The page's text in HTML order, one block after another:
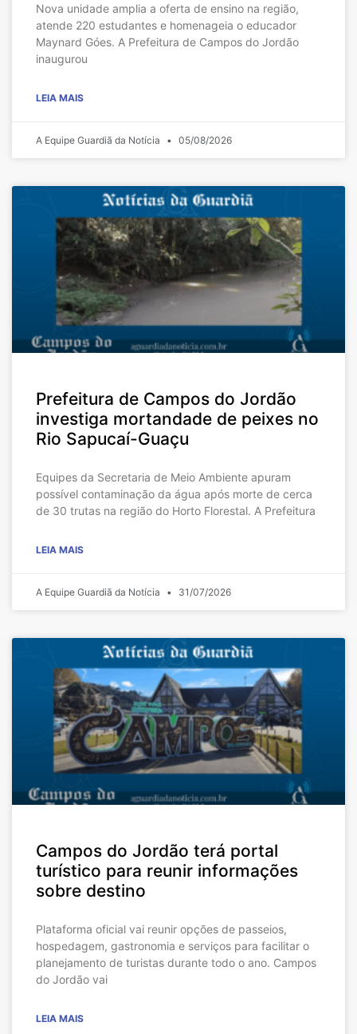
Nova unidade amplia a oferta de ensino na região,
atende 220 estudantes e homenageia o educador
Maynard Góes. A Prefeitura de Campos do Jordão
inaugurou
LEIA MAIS
A Equipe Guardiã da Notícia 05/08/2026
Prefeitura de Campos do Jordão
investiga mortandade de peixes no
Rio Sapucaí-Guaçu
Equipes da Secretaria de Meio Ambiente apuram
possível contaminação da água após morte de cerca
de 30 trutas na região do Horto Florestal. A Prefeitura
LEIA MAIS
A Equipe Guardiã da Notícia 31/07/2026
Campos do Jordão terá portal
turístico para reunir informações
sobre destino
Plataforma oficial vai reunir opções de passeios,
hospedagem, gastronomia e serviços para facilitar o
planejamento de turistas durante todo o ano. Campos
do Jordão vai
LEIA MAIS